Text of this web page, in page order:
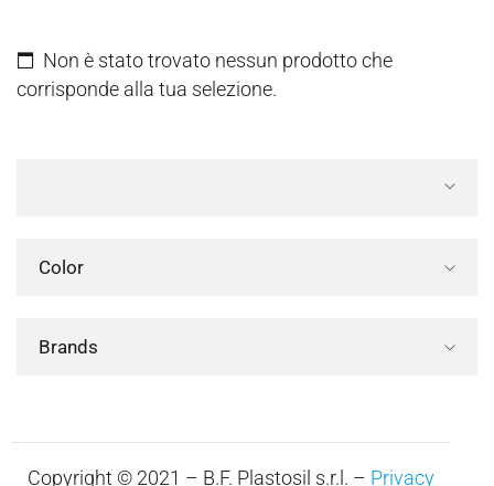
Non è stato trovato nessun prodotto che
corrisponde alla tua selezione.
Color
Brands
Copyright © 2021 – B.F. Plastosil s.r.l. – Privacy